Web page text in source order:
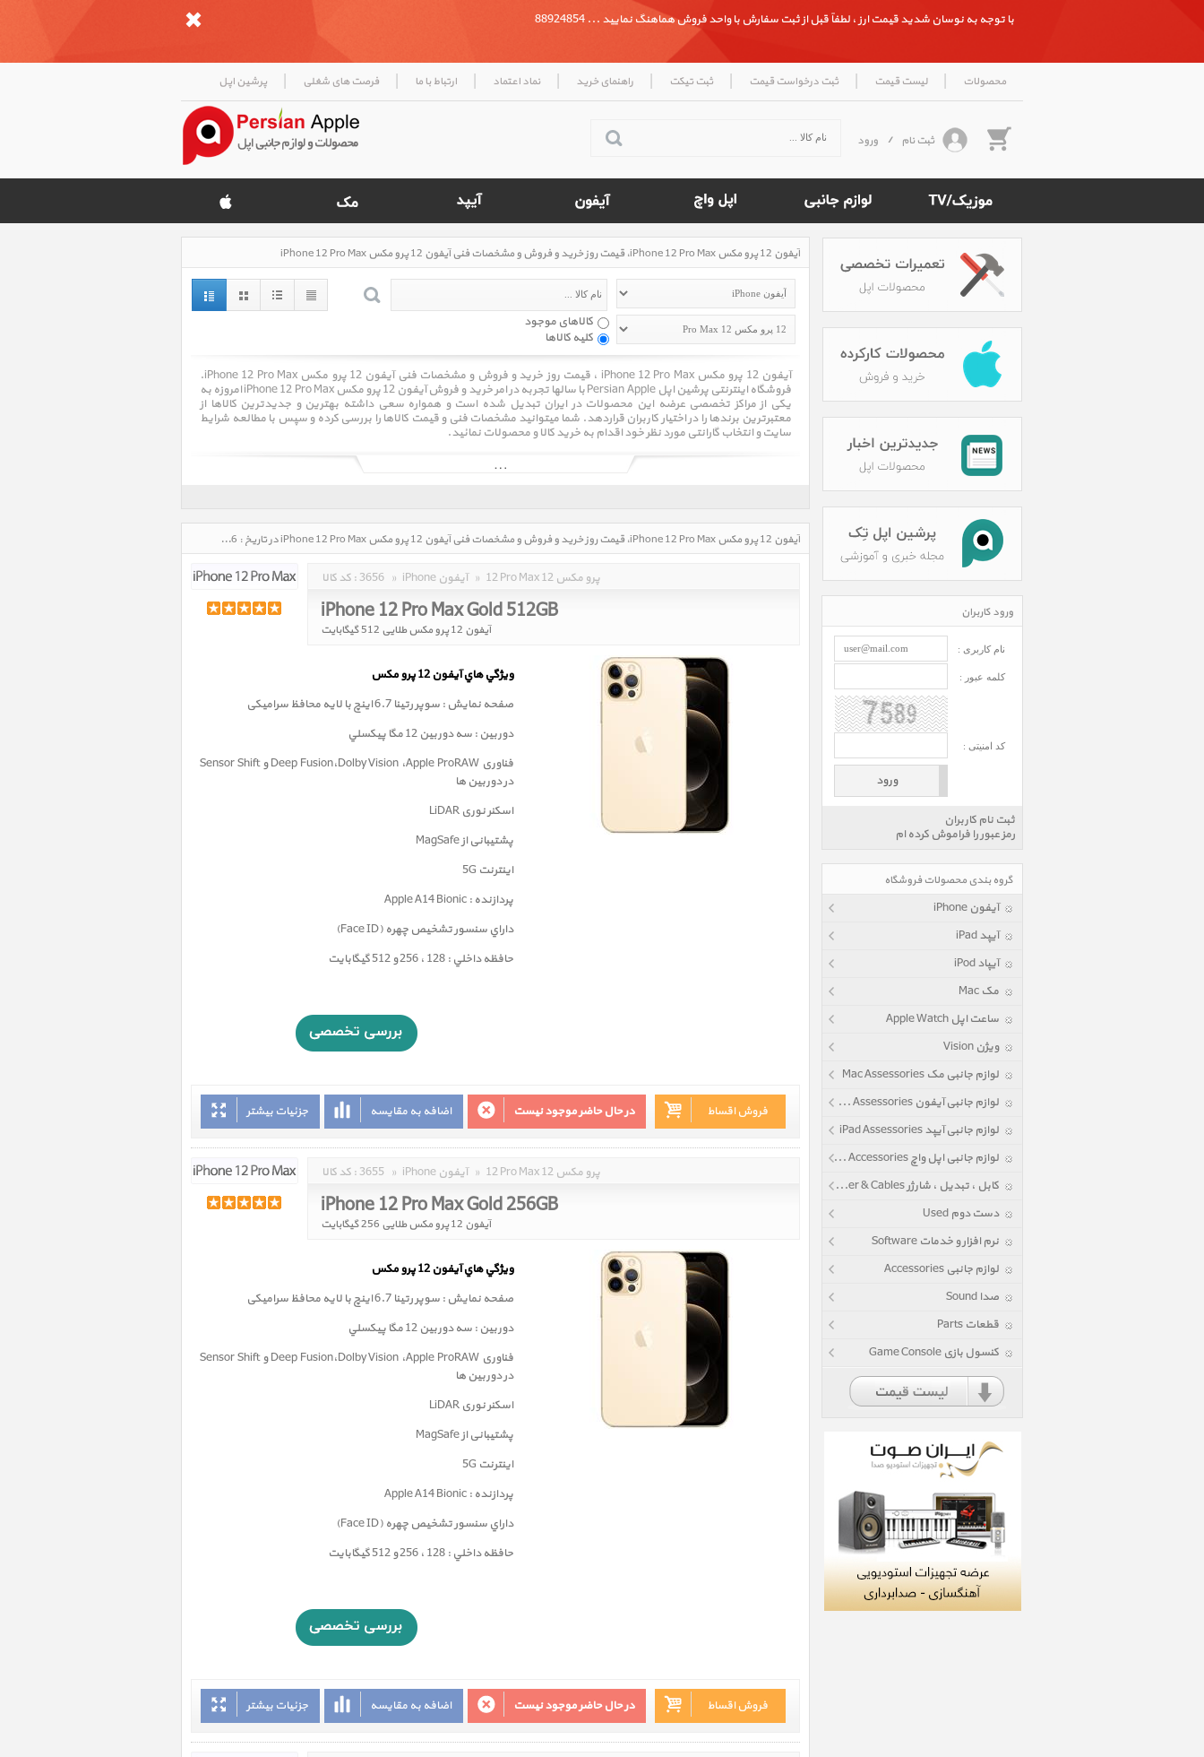
با توجه به نوسان شدید قیمت ارز ، لطفاً قبل از ثبت سفارش با واحد فروش هماهنگ نمایید ... 88924854
محصولات | لیست قیمت | ثبت درخواست قیمت | ثبت تیکت | راهنمای خرید | نماد اعتماد | ارتباط با ما | فرصت های شغلی | پرشین اپل
ثبت نام / ورود
آیفون 12 پرو مکس iPhone 12 Pro Max، قیمت روز خرید و فروش و مشخصات فنی آیفون 12 پرو مکس iPhone 12 Pro Max
کالاهای موجود
کلیه کالاها
آیفون 12 پرو مکس iPhone 12 Pro Max ، قیمت روز خرید و فروش و مشخصات فنی آیفون 12 پرو مکس iPhone 12 Pro Max.
فروشگاه اینترنتی پرشین اپل Persian Apple با سالها تجربه در امر خرید و فروش آیفون 12 پرو مکس iPhone 12 Pro Max امروزه به
یکی از مراکز تخصصی عرضه این محصولات در ایران تبدیل شده است و همواره سعی داشته بهترین و جدیدترین کالاها از
معتبرترین برندها را در اختیار کاربران قراردهد. شما میتوانید مشخصات فنی و قیمت کالاها را بررسی کرده و سپس با مطالعه شرایط
سایت و انتخاب گارانتی مورد نظر خود اقدام به خرید کالا و محصولات نمائید.
اینچ و ضخامتش ۰٫۵اینچ است. سیستم‌عامل این گوشی بر مبنای مک اواس است و iOS نام دارد. آی‌فون از مرورگر وب سافاری -
مرورگر اصلی اپل - بهره می‌گیرد.
آیفون 12 پرو مکس iPhone 12 Pro Max، قیمت روز خرید و فروش و مشخصات فنی آیفون 12 پرو مکس iPhone 12 Pro Max در تاریخ : 1405/05/16 - ساعت : 21:53
کد کالا : 3656 » iPhone آیفون » 12 Pro Max 12 پرو مکس
iPhone 12 Pro Max Gold 512GB
آیفون 12 پرو مکس طلایی 512 گیگابایت
ويژگي هاي آيفون 12 پرو مکس
صفحه نمايش : سوپر رتينا 6.7 اينچ با لایه محافظ سرامیکی
دوربين : سه دوربین 12 مگا پيکسلي
فناوری Deep Fusion،Dolby Vision ،Apple ProRAW و Sensor Shift
در دوربین ها
اسکنر نوری LiDAR
پشتیبانی از MagSafe
اینترنت 5G
پردازنده : Apple A14 Bionic
داراي سنسور تشخيص چهره (Face ID)
حافظه داخلي : 128 ، 256 و 512 گيگابايت
جزئیات بیشتر اضافه به مقایسه در حال حاضر موجود نیست فروش اقساط
کد کالا : 3655 » iPhone آیفون » 12 Pro Max 12 پرو مکس
iPhone 12 Pro Max Gold 256GB
آیفون 12 پرو مکس طلایی 256 گیگابایت
ويژگي هاي آيفون 12 پرو مکس
صفحه نمايش : سوپر رتينا 6.7 اينچ با لایه محافظ سرامیکی
دوربين : سه دوربین 12 مگا پيکسلي
فناوری Deep Fusion،Dolby Vision ،Apple ProRAW و Sensor Shift
در دوربین ها
اسکنر نوری LiDAR
پشتیبانی از MagSafe
اینترنت 5G
پردازنده : Apple A14 Bionic
داراي سنسور تشخيص چهره (Face ID)
حافظه داخلي : 128 ، 256 و 512 گيگابايت
جزئیات بیشتر اضافه به مقایسه در حال حاضر موجود نیست فروش اقساط
ورود کاربران
نام کاربری :
کلمه عبور :
کد امنیتی :
ثبت نام کاربران
رمز عبور را فراموش کرده ام
گروه بندی محصولات فروشگاه
آیفون iPhone
آیپد iPad
آیپاد iPod
مک Mac
ساعت اپل Apple Watch
ویژن Vision
لوازم جانبی مک Mac Assessories
لوازم جانبی آیفون iPhone Assessories
لوازم جانبی آیپد iPad Assessories
لوازم جانبی اپل واچ Apple Watch Accessories
کابل ، تبدیل ، شارژر Power & Cables
دست دوم Used
نرم افزار و خدمات Software
لوازم جانبی Accessories
صدا Sound
قطعات Parts
کنسول بازی Game Console